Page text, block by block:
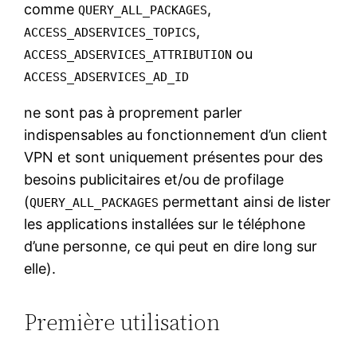
commeQUERY_ALL_PACKAGES,
ACCESS_ADSERVICES_TOPICS,
ACCESS_ADSERVICES_ATTRIBUTION ou
ACCESS_ADSERVICES_AD_ID
ne sont pas à proprement parler
indispensables au fonctionnement d’un client
VPN et sont uniquement présentes pour des
besoins publicitaires et/ou de profilage
(QUERY_ALL_PACKAGES permettant ainsi de lister
les applications installées sur le téléphone
d’une personne, ce qui peut en dire long sur
elle).
Première utilisation